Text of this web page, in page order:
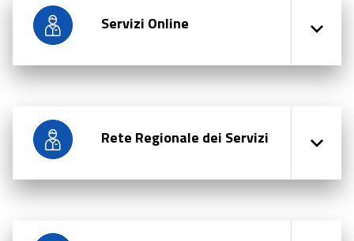
Servizi Online
Rete Regionale dei Servizi